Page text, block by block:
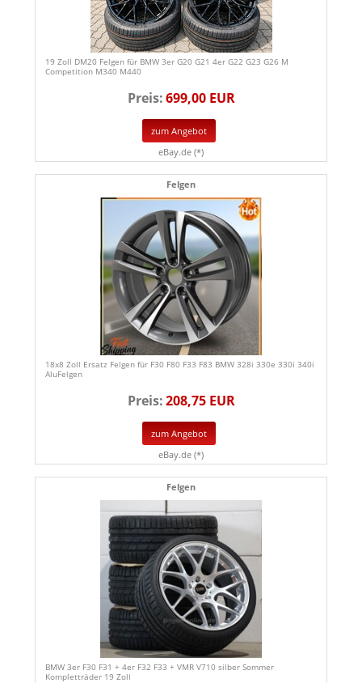
19 Zoll DM20 Felgen für BMW 3er G20 G21 4er G22 G23 G26 M
Competition M340 M440
Preis:699,00 EUR
zum Angebot
eBay.de (*)
Felgen
18x8 Zoll Ersatz Felgen für F30 F80 F33 F83 BMW 328i 330e 330i 340i
AluFelgen
Preis:208,75 EUR
zum Angebot
eBay.de (*)
Felgen
BMW 3er F30 F31 + 4er F32 F33 + VMR V710 silber Sommer
Kompletträder 19 Zoll